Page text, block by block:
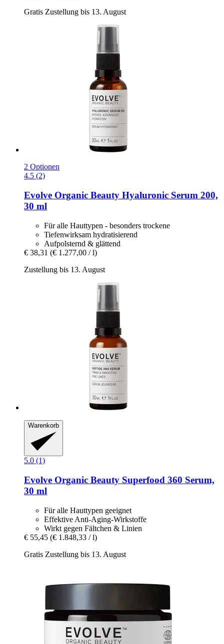
Gratis Zustellung bis 13. August
2 Optionen
4.5 (2)
Evolve Organic Beauty Hyaluronic Serum 200,
30 ml
Für alle Hauttypen - besonders trockene
Tiefenwirksam hydratisierend
Aufpolsternd & glättend
€ 38,31 (€ 1.277,00 / l)
Zustellung bis 13. August
Warenkorb
5.0 (1)
Evolve Organic Beauty Superfood 360 Serum,
30 ml
Für alle Hauttypen geeignet
Effektive Anti-Aging-Wirkstoffe
Wirkt gegen Fältchen & Linien
€ 55,45 (€ 1.848,33 / l)
Gratis Zustellung bis 13. August